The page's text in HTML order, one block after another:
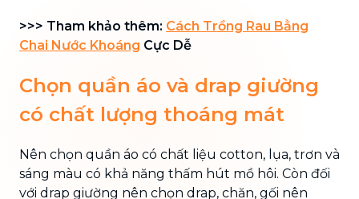
>>> Tham khảo thêm: Cách Trồng Rau Bằng
Chai Nước Khoáng Cực Dễ
Chọn quần áo và drap giường
có chất lượng thoáng mát
Nên chọn quần áo có chất liệu cotton, lụa, trơn và
sáng màu có khả năng thấm hút mồ hôi. Còn đối
với drap giường nên chọn drap, chăn, gối nên